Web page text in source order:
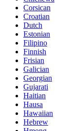
Corsican
Croatian
Dutch
Estonian
Filipino
Finnish
Frisian
Galician
Georgian
Gujarati
Haitian
Hausa
Hawaiian
Hebrew